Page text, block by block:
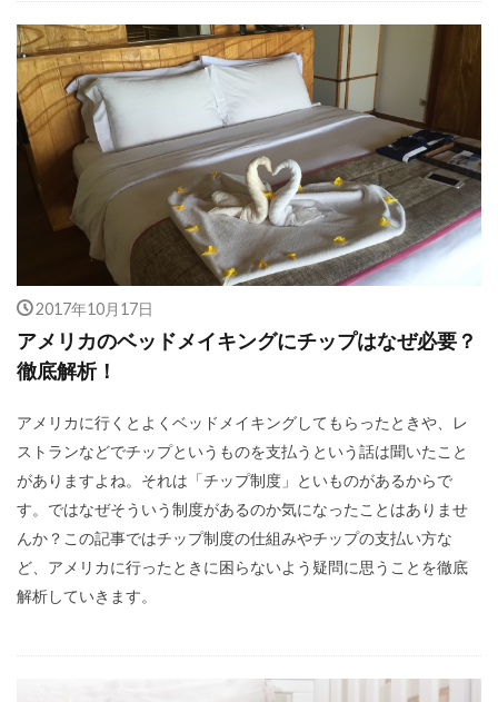
2017年10月17日
アメリカのベッドメイキングにチップはなぜ必要？
徹底解析！
アメリカに行くとよくベッドメイキングしてもらったときや、レ
ストランなどでチップというものを支払うという話は聞いたこと
がありますよね。それは「チップ制度」といものがあるからで
す。ではなぜそういう制度があるのか気になったことはありませ
んか？この記事ではチップ制度の仕組みやチップの支払い方な
ど、アメリカに行ったときに困らないよう疑問に思うことを徹底
解析していきます。